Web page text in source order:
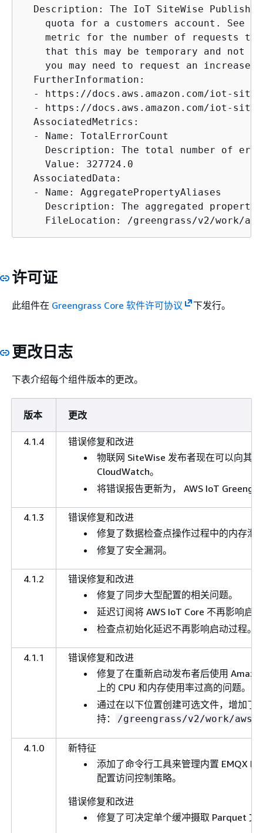
Description: The IoT SiteWise
quota for a customers account. See
metric for the number of requests
that this may be temporary and not
you may need to request an increase
  FurtherInformation:
- https://docs.aws.amazon.com/iot-
- https://docs.aws.amazon.com/iot-
  AssociatedMetrics:
  - Name: TotalErrorCount
Description: The total number of
    Value: 327724.0
  AssociatedData:
  - Name: AggregatePropertyAliases
Description: The aggregated property
FileLocation: /greengrass/v2/work/
许可证
此组件在 Greengrass Core 软件许可协议 下发行。
更改日志
下表介绍每个组件版本的更改。
版本 更改
4.1.4
错误修复和改进
物联网 SiteWise 发布者现在可以向其
CloudWatch。
将错误报告更新为， AWS IoT
4.1.3
错误修复和改进
修复了数据检查点操作过程中的内存泄
修复了安全漏洞。
4.1.2
错误修复和改进
修复了同步大型配置的相关问题。
延迟订阅将 AWS IoT Core 不再影响启
检查点初始化延迟不再影响启动过程。
4.1.1
错误修复和改进
修复了在重新启动发布者后使用
上的 CPU 和内存使用率过高的问题。
通过在以下位置创建可选文件，增加了
持：
/greengrass/v2/work/
4.1.0
新特征
添加了命令行工具来管理内置 EMQX
配置访问控制策略。
错误修复和改进
修复了可决定单个缓冲摄取 Parquet